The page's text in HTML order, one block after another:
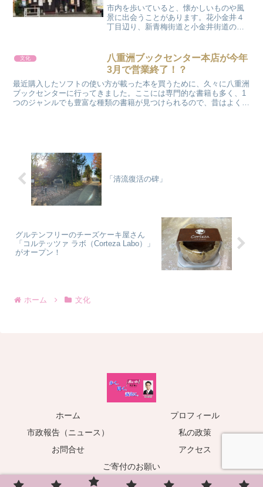
市内を歩いていると、懐かしいものや風
景に出会うことがあります。花小金井４
丁目辺り、新青梅街道と小金井街道の交
が、お店の看板の両側にある楕円形の看
板を見て、懐かしいと思う...
文化
八重洲ブックセンター本店が今年
3月で営業終了！？
最近購入したソフトの使い方が載った本を買うために、久々に八重洲
ブックセンターに行ってきました。ここには専門的な書籍も多く、1
つのジャンルでも豊富な種類の書籍が見つけられるので、昔はよく足
「清流復活の碑」
グルテンフリーのチーズケーキ屋さん
「コルテッツァ ラボ（Corteza Labo）」
がオープン！
ホーム 文化
ホーム
プロフィール
市政報告（ニュース）
私の政策
お問合せ
アクセス
ご寄付のお願い